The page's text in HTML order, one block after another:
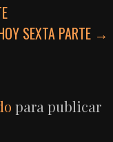
SEXTA PARTE →
para publicar